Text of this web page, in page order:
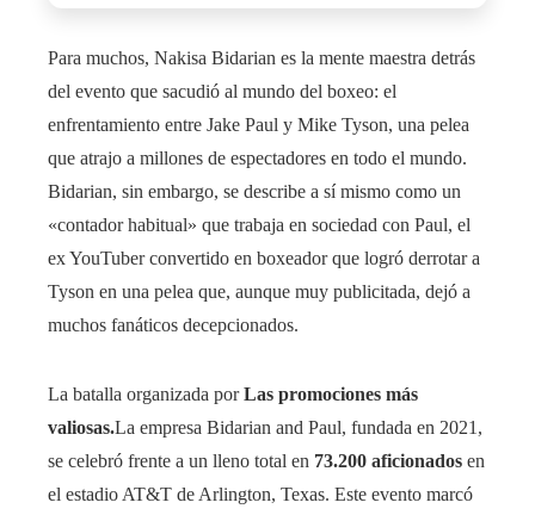
Para muchos, Nakisa Bidarian es la mente maestra detrás
del evento que sacudió al mundo del boxeo: el
enfrentamiento entre Jake Paul y Mike Tyson, una pelea
que atrajo a millones de espectadores en todo el mundo.
Bidarian, sin embargo, se describe a sí mismo como un
«contador habitual» que trabaja en sociedad con Paul, el
ex YouTuber convertido en boxeador que logró derrotar a
Tyson en una pelea que, aunque muy publicitada, dejó a
muchos fanáticos decepcionados.
La batalla organizada porLas promociones más
valiosas.La empresa Bidarian and Paul, fundada en 2021,
se celebró frente a un lleno total en 73.200 aficionados en
el estadio AT&T de Arlington, Texas. Este evento marcó